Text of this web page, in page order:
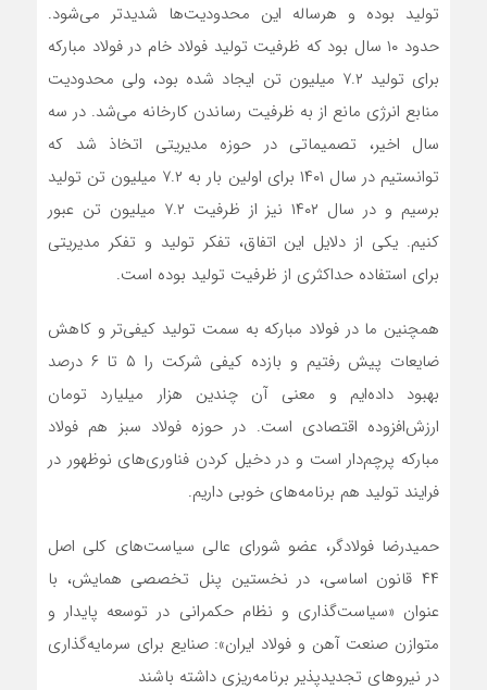
تولید بوده و هرساله این محدودیت‌ها شدیدتر می‌شود.
حدود ۱۰ سال بود که ظرفیت تولید فولاد خام در فولاد مبارکه
برای تولید ۷.۲ میلیون تن ایجاد شده بود، ولی محدودیت
منابع انرژی مانع از به ظرفیت رساندن کارخانه می‌شد. در سه
سال اخیر، تصمیماتی در حوزه مدیریتی اتخاذ شد که
توانستیم در سال ۱۴۰۱ برای اولین بار به ۷.۲ میلیون تن تولید
برسیم و در سال ۱۴۰۲ نیز از ظرفیت ۷.۲ میلیون تن عبور
کنیم. یکی از دلایل این اتفاق، تفکر تولید و تفکر مدیریتی
برای استفاده حداکثری از ظرفیت تولید بوده است.
همچنین ما در فولاد مبارکه به سمت تولید کیفی‌تر و کاهش
ضایعات پیش رفتیم و بازده کیفی شرکت را ۵ تا ۶ درصد
بهبود داده‌ایم و معنی آن چندین هزار میلیارد تومان
ارزش‌افزوده اقتصادی است. در حوزه فولاد سبز هم فولاد
مبارکه پرچم‌دار است و در دخیل کردن فناوری‌های نوظهور در
فرایند تولید هم برنامه‌های خوبی داریم.
حمیدرضا فولادگر، عضو شورای عالی سیاست‌های کلی اصل
۴۴ قانون اساسی، در نخستین پنل تخصصی همایش، با
عنوان «سیاست‌گذاری و نظام حکمرانی در توسعه پایدار و
متوازن صنعت آهن و فولاد ایران»: صنایع برای سرمایه‌گذاری
در نیروهای تجدیدپذیر برنامه‌ریزی داشته باشند